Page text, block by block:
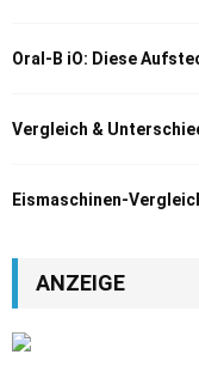
Oral-B iO: Diese
Vergleich &
Eismaschinen-
ANZEIGE